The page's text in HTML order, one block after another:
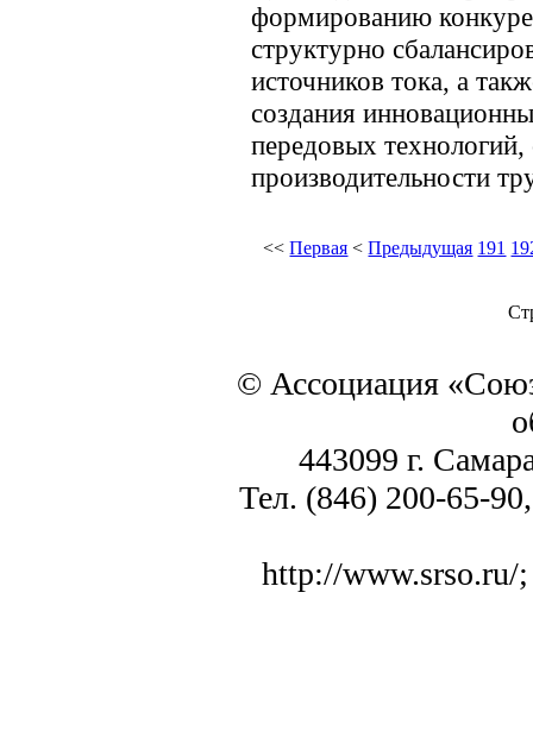
формированию
структурно
источников тока, а
создания
передовых
производительности
<<Первая <Предыдущая 191
© Ассоциация
443099 г.
Тел. (846) 200-65-
http://www.srso.ru/